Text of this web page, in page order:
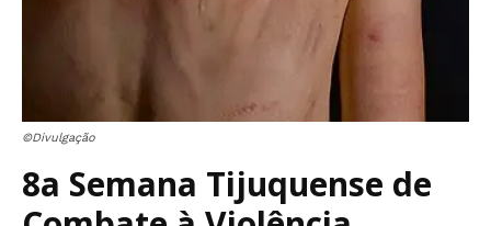
©Divulgação
8a Semana Tijuquense de